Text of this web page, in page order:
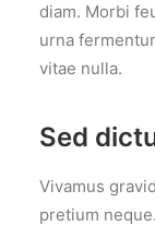
diam. Morbi
urna
vitae nulla.
Sed
Vivamus
pretium